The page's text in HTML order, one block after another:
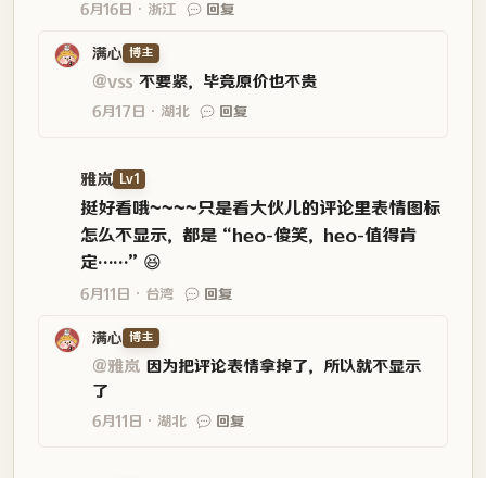
6月16日 浙江 回复
满心 博主
@vss 不要紧，毕竟原价也不贵
6月17日 湖北 回复
雅岚 Lv1
挺好看哦~~~~只是看大伙儿的评论里表情图标
怎么不显示，都是“heo-傻笑，heo-值得肯
定……”😆
6月11日 台湾 回复
满心 博主
@雅岚 因为把评论表情拿掉了，所以就不显示
了
6月11日 湖北 回复